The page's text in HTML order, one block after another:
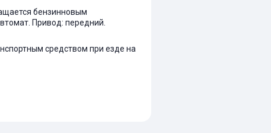
бензинновым
Привод: передний.
средством при езде на